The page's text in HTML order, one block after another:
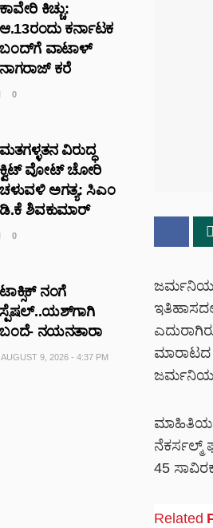
ಜರ್ಮನಿಯ
ಮಾರಾಟದ
ಜರ್ಮನಿಯ
ಮಾಹಿತಿಯ
ನೆಕರ್ಸಲ್ಮ್
45
Related
ಕಾವೇರಿ ಕಿಚ್ಚು:
ಆ.13ರಂದು ಕರ್ನಾಟಕ
ಬಂದ್‌ಗೆ ವಾಟಾಳ್
ನಾಗರಾಜ್ ಕರೆ
0
ಮತಗಳ್ಳತನ ವಿರುದ್ಧ
ಕ್ವಿಟ್ ವೋಟ್ ಚೋರಿ
ಚಳುವಳಿ ಅಗತ್ಯ: ಸಿಎಂ
ಡಿ.ಕೆ ಶಿವಕುಮಾರ್
0
ಟಾಕ್ಸಿಕ್ ನಂಗೆ
ಸ್ಪೆಷಲ್..ಯಶ್‌ಗಾಗಿ
ಬಂದೆ- ನಯನತಾರಾ
AUGUST 9, 2026 - 4:37 PM